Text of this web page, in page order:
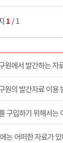
1 / 1
원에서 발간하는 자
원의 발간자료 이용
구입하기 위해서는
는 어떠한 자료가